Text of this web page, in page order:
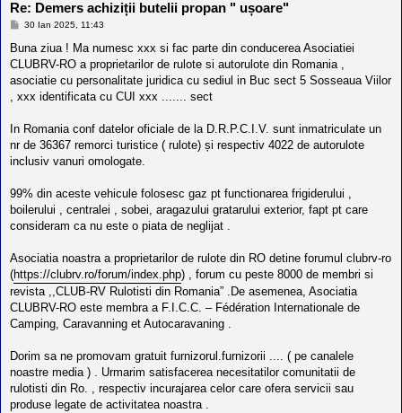
Re: Demers achiziții butelii propan " ușoare"
M
s
j
30 Ian 2025, 11:43
Buna ziua ! Ma numesc xxx si fac parte din conducerea Asociatiei
CLUBRV-RO a proprietarilor de rulote si autorulote din Romania ,
asociatie cu personalitate juridica cu sediul in Buc sect 5 Sosseaua Viilor
, xxx identificata cu CUI xxx ....... sect
In Romania conf datelor oficiale de la D.R.P.C.I.V. sunt inmatriculate un
nr de 36367 remorci turistice ( rulote) și respectiv 4022 de autorulote
inclusiv vanuri omologate.
99% din aceste vehicule folosesc gaz pt functionarea frigiderului ,
boilerului , centralei , sobei, aragazului gratarului exterior, fapt pt care
consideram ca nu este o piata de neglijat .
Asociatia noastra a proprietarilor de rulote din RO detine forumul clubrv-ro
(https://clubrv.ro/forum/index.php) , forum cu peste 8000 de membri si
revista ,,CLUB-RV Rulotisti din Romania” .De asemenea, Asociatia
CLUBRV-RO este membra a F.I.C.C. – Fédération Internationale de
Camping, Caravanning et Autocaravaning .
Dorim sa ne promovam gratuit furnizorul.furnizorii .... ( pe canalele
noastre media ) . Urmarim satisfacerea necesitatilor comunitatii de
rulotisti din Ro. , respectiv incurajarea celor care ofera servicii sau
produse legate de activitatea noastra .